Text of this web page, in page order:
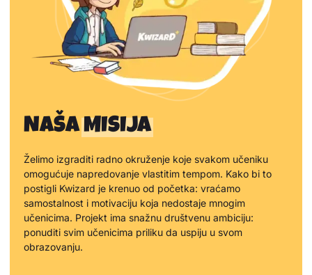
NAŠAMISIJA
Želimo izgraditi radno okruženje koje svakom učeniku
omogućuje napredovanje vlastitim tempom. Kako bi to
postigli Kwizard je krenuo od početka: vraćamo
samostalnost i motivaciju koja nedostaje mnogim
učenicima. Projekt ima snažnu društvenu ambiciju:
ponuditi svim učenicima priliku da uspiju u svom
obrazovanju.